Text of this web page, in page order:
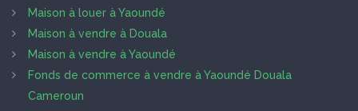
Maison à louer à Yaoundé
Maison à vendre à Douala
Maison à vendre à Yaoundé
Fonds de commerce à vendre à Yaoundé Douala
Cameroun